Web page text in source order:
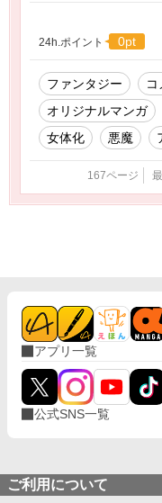
24h.ポイント 0pt
ファンタジー コ
オリジナルマンガ
女体化
悪魔
167ページ
アプリ一覧
公式SNS一覧
ご利用について